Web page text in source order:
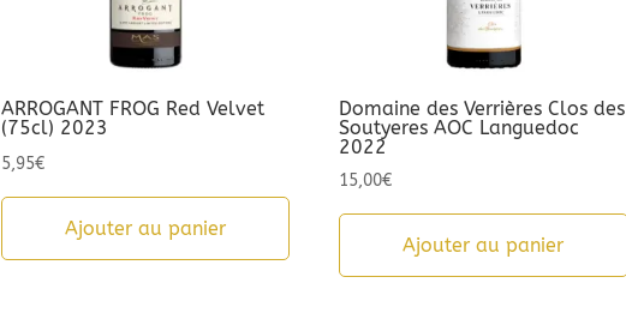
ARROGANT FROG Red Velvet
(75cl) 2023
5,95€
Ajouter au panier
Domaine des Verrières Clos des
Soutyeres AOC Languedoc
2022
15,00€
Ajouter au panier